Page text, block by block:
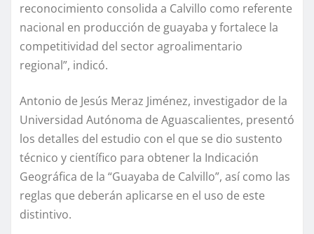
reconocimiento consolida a Calvillo como referente
nacional en producción de guayaba y fortalece la
competitividad del sector agroalimentario
regional”, indicó.
Antonio de Jesús Meraz Jiménez, investigador de la
Universidad Autónoma de Aguascalientes, presentó
los detalles del estudio con el que se dio sustento
técnico y científico para obtener la Indicación
Geográfica de la “Guayaba de Calvillo”, así como las
reglas que deberán aplicarse en el uso de este
distintivo.